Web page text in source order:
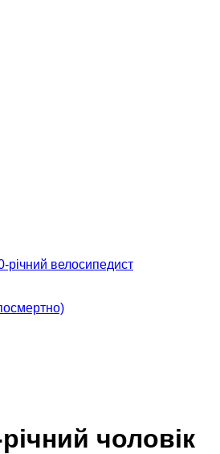
річний велосипедист
чоловік